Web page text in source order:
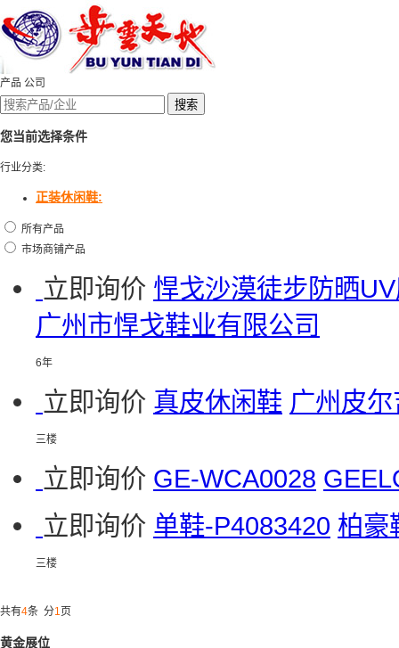
产品 公司
您当前选择条件
行业分类:
正装休闲鞋:
所有产品
市场商铺产品
立即询价 悍戈沙漠徒步防晒
广州市悍戈鞋业有限公司
6年
立即询价 真皮休闲鞋 广州皮
三楼
立即询价 GE-WCA0028
立即询价 单鞋-P4083420 柏豪
三楼
共有4条 分1 页
黄金展位